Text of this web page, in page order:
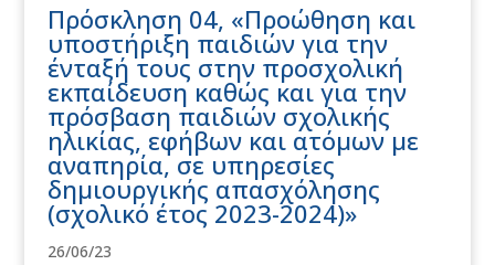
Πρόσκληση 04, «Προώθηση και
υποστήριξη παιδιών για την
ένταξή τους στην προσχολική
εκπαίδευση καθώς και για την
πρόσβαση παιδιών σχολικής
ηλικίας, εφήβων και ατόμων με
αναπηρία, σε υπηρεσίες
δημιουργικής απασχόλησης
(σχολικό έτος 2023-2024)»
26/06/23